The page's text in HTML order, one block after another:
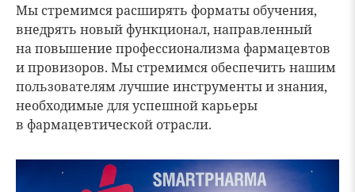
Мы стремимся расширять форматы обучения,
внедрять новый функционал, направленный
на повышение профессионализма фармацевтов
и провизоров. Мы стремимся обеспечить нашим
пользователям лучшие инструменты и знания,
необходимые для успешной карьеры
в фармацевтической отрасли.